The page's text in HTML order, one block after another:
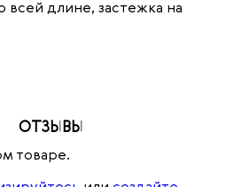
всей длине, застежка на
ОТЗЫВЫ
товаре.